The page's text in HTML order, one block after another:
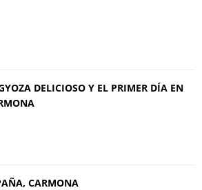
DELICIOSO Y EL PRIMER DÍA EN
CARMONA